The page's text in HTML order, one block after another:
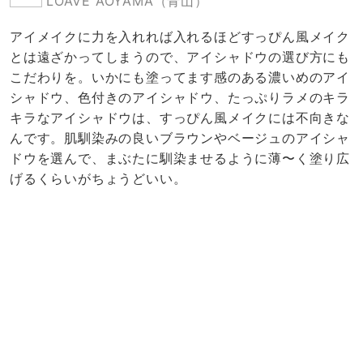
アイメイクに力を入れれば入れるほどすっぴん風メイク
とは遠ざかってしまうので、アイシャドウの選び方にも
こだわりを。いかにも塗ってます感のある濃いめのアイ
シャドウ、色付きのアイシャドウ、たっぷりラメのキラ
キラなアイシャドウは、すっぴん風メイクには不向きな
んです。肌馴染みの良いブラウンやベージュのアイシャ
ドウを選んで、まぶたに馴染ませるように薄〜く塗り広
げるくらいがちょうどいい。